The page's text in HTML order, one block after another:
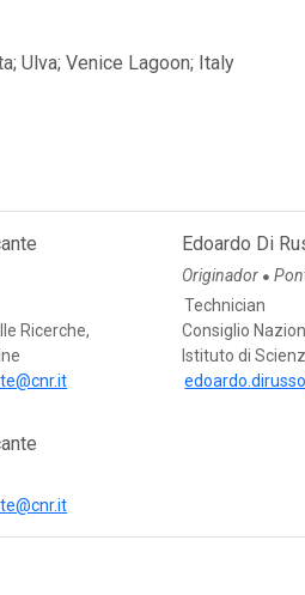
Ulva; Venice Lagoon; Italy
Ricerche,
Edoardo Di
Originador ●
Technician
Consiglio
Istituto di